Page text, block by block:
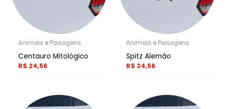
Animais e Paisagens
Centauro Mitológico
R$ 24,56
Animais e Paisagens
Spitz Alemão
R$ 24,56